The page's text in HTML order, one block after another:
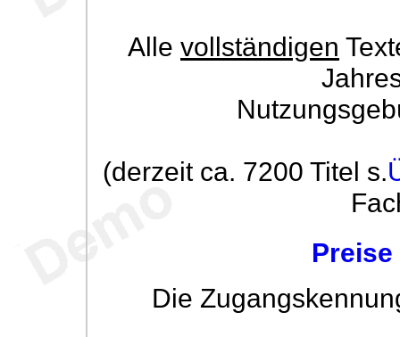
Alle vollständigen
(derzeit ca. 7200 Titel s.
Die